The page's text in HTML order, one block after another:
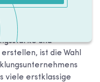
und
ist die Wahl
viele erstklassige